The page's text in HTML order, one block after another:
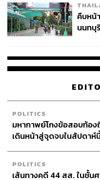
คืบหน้
นนทบุ
POLITICS
มหากาพย์โกงข้อสอบท้อ
เดินหน้าสู่จุดจบในสัปดาห์
POLITICS
เส้นทางคดี 44 สส. ในชั้น